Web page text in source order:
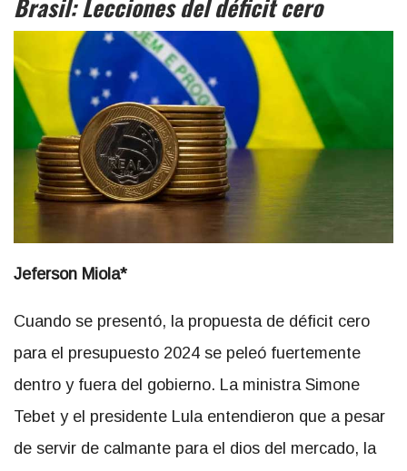
Jeferson Miola*
Cuando se presentó, la propuesta de déficit cero
para el presupuesto 2024 se peleó fuertemente
dentro y fuera del gobierno. La ministra Simone
Tebet y el presidente Lula entendieron que a pesar
de servir de calmante para el dios del mercado, la